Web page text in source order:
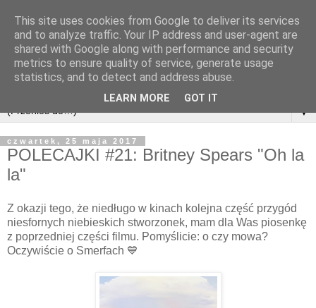
▼
czwartek, 25 maja 2017
POLECAJKI #21: Britney Spears "Oh la
la"
Z okazji tego, że niedługo w kinach kolejna część przygód
niesfornych niebieskich stworzonek, mam dla Was piosenkę
z poprzedniej części filmu. Pomyślicie: o czy mowa?
Oczywiście o Smerfach 💙
This site uses cookies from Google to deliver its services
and to analyze traffic. Your IP address and user-agent are
shared with Google along with performance and security
metrics to ensure quality of service, generate usage
statistics, and to detect and address abuse.
LEARN MORE GOT IT